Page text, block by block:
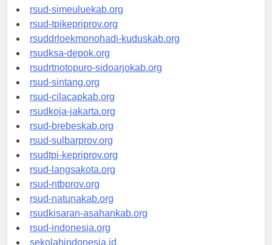
rsud-tanjungpinangkota.org
rsud-simeuluekab.org
rsud-tpikepriprov.org
rsuddrloekmonohadi-kuduskab.org
rsudksa-depok.org
rsudrtnotopuro-sidoarjokab.org
rsud-sintang.org
rsud-cilacapkab.org
rsudkoja-jakarta.org
rsud-brebeskab.org
rsud-sulbarprov.org
rsudtpi-kepriprov.org
rsud-langsakota.org
rsud-ntbprov.org
rsud-natunakab.org
rsudkisaran-asahankab.org
rsud-indonesia.org